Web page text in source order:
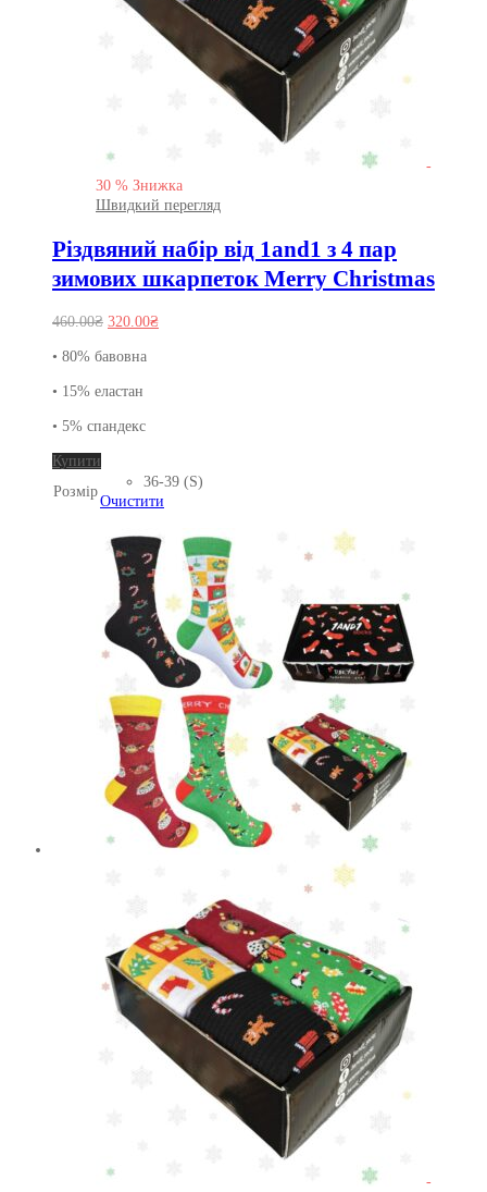
-
30 % Знижка
Швидкий перегляд
Різдвяний набір від 1and1 з 4 пар
зимових шкарпеток Merry Christmas
460.00₴ Оригінальна
460.00₴.
320.00₴Поточна
• 80% бавовна
• 15% еластан
• 5% спандекс
Купити
товар
має
варіантів.
Параметри
можна
вибрати
на
сторінці
товару
Розмір
36-39 (S)
Очистити
-